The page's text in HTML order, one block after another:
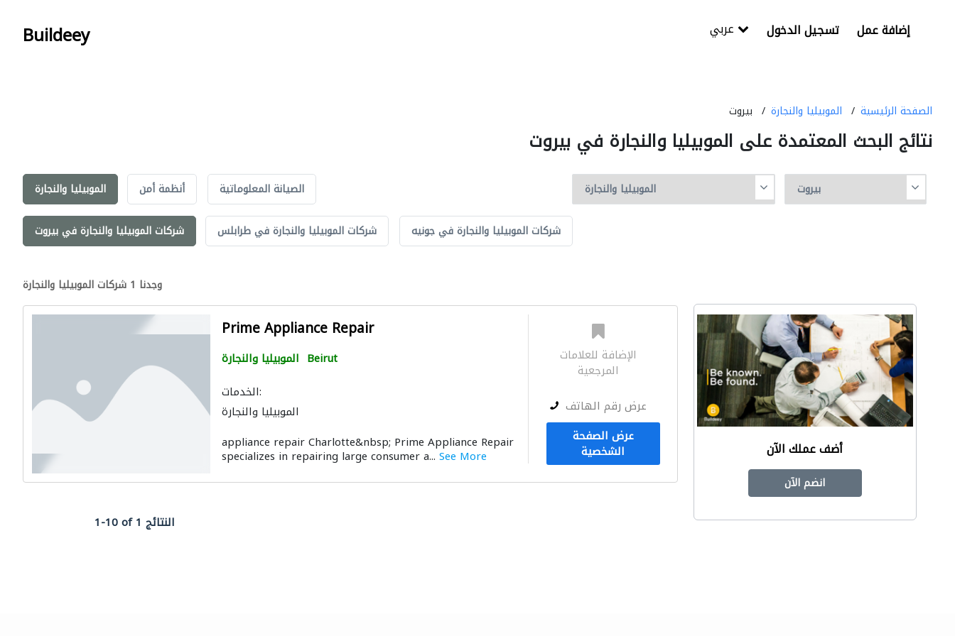
Buildeey تسجيل الدخول إضافة عمل
الصفحة الرئيسية الموبيليا والنجارة بيروت
نتائج البحث المعتمدة على الموبيليا والنجارة في بيروت
الموبيليا والنجارة أنظمة أمن الصيانة المعلوماتية
شركات الموبيليا والنجارة في بيروت شركات الموبيليا والنجارة في طرابلس شركات الموبيليا والنجارة في جونيه
وجدنا 1 شركات الموبيليا والنجارة
Prime Appliance Repair
الموبيليا والنجارة Beirut
الخدمات:
الموبيليا والنجارة
appliance repair Charlotte&nbsp; Prime Appliance Repair
specializes in repairing large consumer a... See More
الإضافة للعلامات
المرجعية
عرض رقم الهاتف
عرض الصفحة
الشخصية
1-10 of 1 النتائج
أضف عملك الآن
انضم الآن